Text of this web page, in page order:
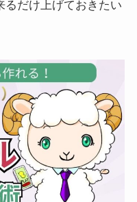
るだけ上げておきたい